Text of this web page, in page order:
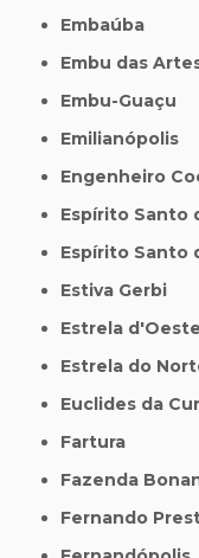
Embaúba
Embu das
Embu-Guaçu
Emilianópolis
Engenheiro
Espírito Santo
Espírito Santo
Estiva Gerbi
Estrela d'Oeste
Estrela do
Euclides da
Fartura
Fazenda
Fernando